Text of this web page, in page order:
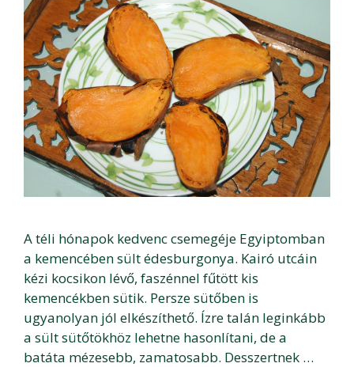
A téli hónapok kedvenc csemegéje Egyiptomban
a kemencében sült édesburgonya. Kairó utcáin
kézi kocsikon lévő, faszénnel fűtött kis
kemencékben sütik. Persze sütőben is
ugyanolyan jól elkészíthető. Ízre talán leginkább
a sült sütőtökhöz lehetne hasonlítani, de a
batáta mézesebb, zamatosabb. Desszertnek …